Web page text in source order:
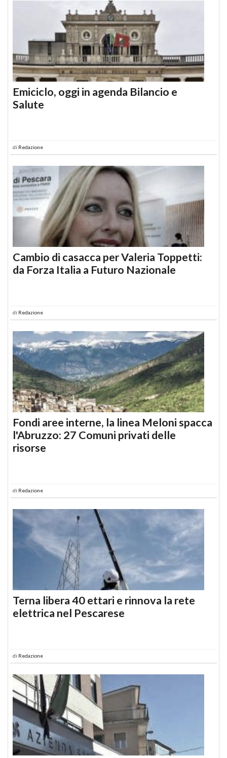
Emiciclo, oggi in agenda Bilancio e
Salute
di Redazione
Cambio di casacca per Valeria Toppetti:
da Forza Italia a Futuro Nazionale
di Redazione
Fondi aree interne, la linea Meloni spacca
l'Abruzzo: 27 Comuni privati delle
risorse
di Redazione
Terna libera 40 ettari e rinnova la rete
elettrica nel Pescarese
di Redazione